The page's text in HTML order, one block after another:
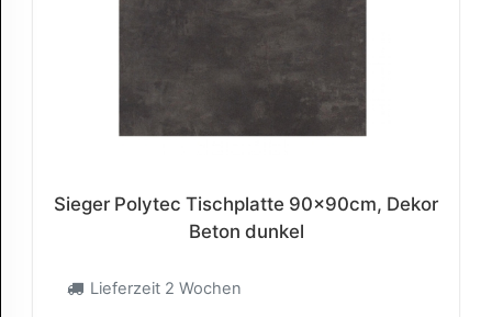
Sieger Polytec Tischplatte 90x90cm, Dekor
Beton dunkel
Lieferzeit 2 Wochen